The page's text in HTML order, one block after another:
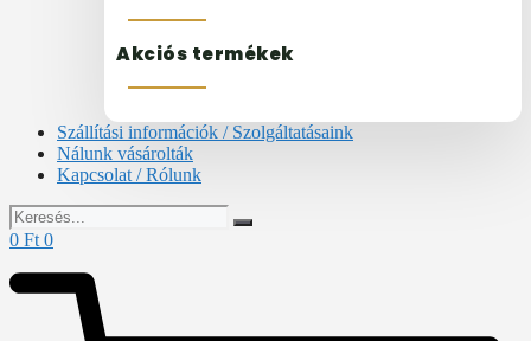
Akciós termékek
Szállítási információk / Szolgáltatásaink
Nálunk vásárolták
Kapcsolat / Rólunk
0 Ft 0